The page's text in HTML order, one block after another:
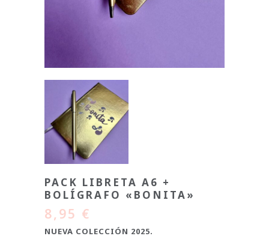
PACK LIBRETA A6 +
BOLÍGRAFO «BONITA»
8,95 €
NUEVA COLECCIÓN 2025.